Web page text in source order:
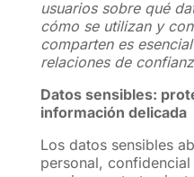
usuarios sobre qué
cómo se utilizan y
comparten es
relaciones de
Datos sensibles:
información delicada
Los datos sensibles
personal,